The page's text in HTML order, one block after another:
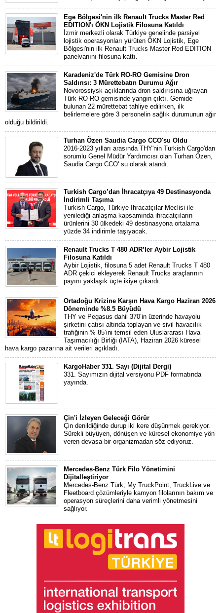
Ege Bölgesi'nin ilk Renault Trucks Master Red
EDITION'ı ÖKN Lojistik Filosuna Katıldı
İzmir merkezli olarak Türkiye genelinde parsiyel
lojistik operasyonları yürüten ÖKN Lojistik, Ege
Bölgesi'nin ilk Renault Trucks Master Red EDITION
panelvanını filosuna kattı.
Karadeniz'de Türk RO-RO Gemisine Dron
Saldırısı: 3 Mürettebatın Durumu Ağır
Novorossiysk açıklarında dron saldırısına uğrayan
Türk RO-RO gemisinde yangın çıktı. Gemide
bulunan 22 mürettebat tahliye edilirken, ilk
belirlemelere göre 3 personelin sağlık durumunun ağır
olduğu bildirildi.
Turhan Özen Saudia Cargo CCO'su Oldu
2016-2023 yılları arasında THY'nin Turkish Cargo'dan
sorumlu Genel Müdür Yardımcısı olan Turhan Özen,
Saudia Cargo CCO' su olarak atandı.
Turkish Cargo’dan İhracatçıya 49 Destinasyonda
İndirimli Taşıma
Turkish Cargo, Türkiye İhracatçılar Meclisi ile
yenilediği anlaşma kapsamında ihracatçıların
ürünlerini 30 ülkedeki 49 destinasyona ortalama
yüzde 34 indirimle taşıyacak.
Renault Trucks T 480 ADR’ler Aybir Lojistik
Filosuna Katıldı
Aybir Lojistik, filosuna 5 adet Renault Trucks T 480
ADR çekici ekleyerek Renault Trucks araçlarının
payını yaklaşık üçte ikiye çıkardı.
Ortadoğu Krizine Karşın Hava Kargo Haziran 2026
Döneminde %8.5 Büyüdü
THY ve Pegasus dahil 370’in üzerinde havayolu
şirketini çatısı altında toplayan ve sivil havacılık
trafiğinin % 85’ini temsil eden Uluslararası Hava
Taşımacılığı Birliği (IATA), Haziran 2026 küresel
hava kargo pazarına ait verileri açıkladı.
KargoHaber 331. Sayı (Dijital Dergi)
331. Sayımızın dijital versiyonu PDF formatında
yayında.
Çin'i İzleyen Geleceği Görür
Çin denildiğinde durup iki kere düşünmek gerekiyor.
Sürekli büyüyen, dönüşen ve küresel ekonomiye yön
veren devasa bir organizmadan söz ediyoruz.
Mercedes-Benz Türk Filo Yönetimini
Dijitalleştiriyor
Mercedes-Benz Türk; My TruckPoint, TruckLive ve
Fleetboard çözümleriyle kamyon filolarının bakım ve
operasyon süreçlerini daha verimli yönetmesini
sağlıyor.